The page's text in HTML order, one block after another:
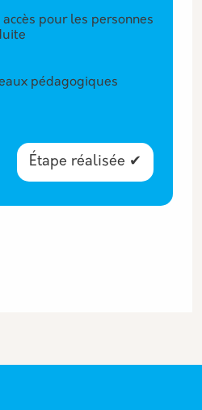
pour les personnes
pédagogiques
Étape réalisée ✔